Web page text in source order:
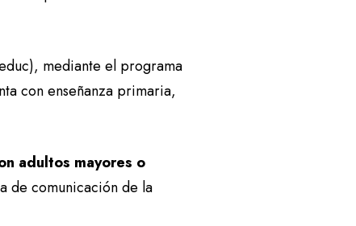
mediante el programa
con enseñanza primaria,
adultos mayores o
de comunicación de la